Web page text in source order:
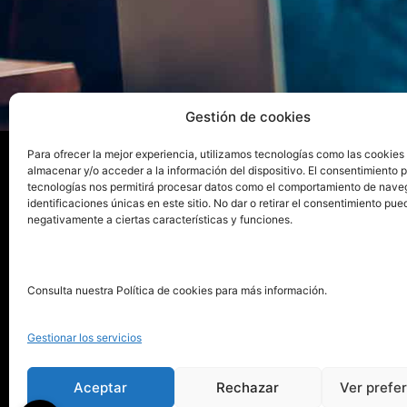
Gestión de cookies
Para ofrecer la mejor experiencia, utilizamos tecnologías como las cookies
almacenar y/o acceder a la información del dispositivo. El consentimiento
tecnologías nos permitirá procesar datos como el comportamiento de
identificaciones únicas en este sitio. No dar o retirar el consentimiento
negativamente a ciertas características y funciones.
Consulta nuestra Política de cookies para más información.
Gestionar los servicios
Aceptar Rechazar Ver
pionero de autoedición
911 413 306
info@puntorojolibros.com
La